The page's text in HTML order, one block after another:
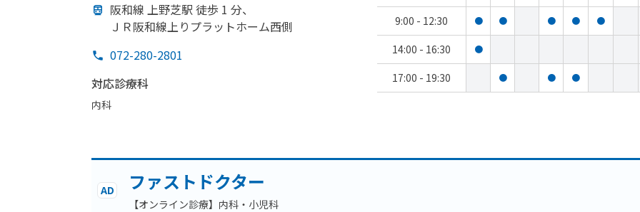
阪和線 上野芝駅 徒歩 1 分、
ＪＲ阪和線上りプラットホーム西側
072-280-2801
対応診療科
内科
9:00 - 12:30
● ● ● ● ●
14:00 - 16:30 ●
17:00 - 19:30 ● ● ●
AD ファストドクター
【オンライン診療】内科・小児科